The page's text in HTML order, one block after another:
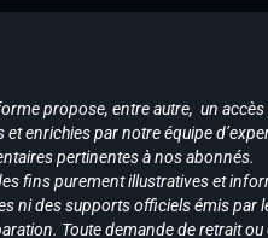
propose, entre autre, un
enrichies par notre équipe
pertinentes à nos abonnés.
fins purement illustratives et
ni des supports officiels émis par
Toute demande de retrait